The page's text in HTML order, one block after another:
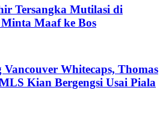
Tersangka Mutilasi di
Maaf ke Bos
Vancouver Whitecaps, Thomas
Kian Bergengsi Usai Piala